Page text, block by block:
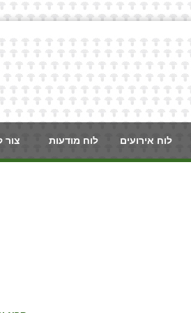
לוח אירועים לוח מודעות צור